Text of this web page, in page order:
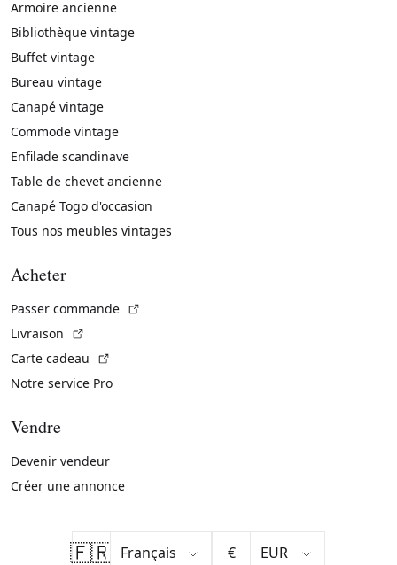
Armoire ancienne
Bibliothèque vintage
Buffet vintage
Bureau vintage
Canapé vintage
Commode vintage
Enfilade scandinave
Table de chevet ancienne
Canapé Togo d'occasion
Tous nos meubles vintages
Acheter
Passer commande
Livraison
Carte cadeau
Notre service Pro
Vendre
Devenir vendeur
Créer une annonce
🇫🇷 €